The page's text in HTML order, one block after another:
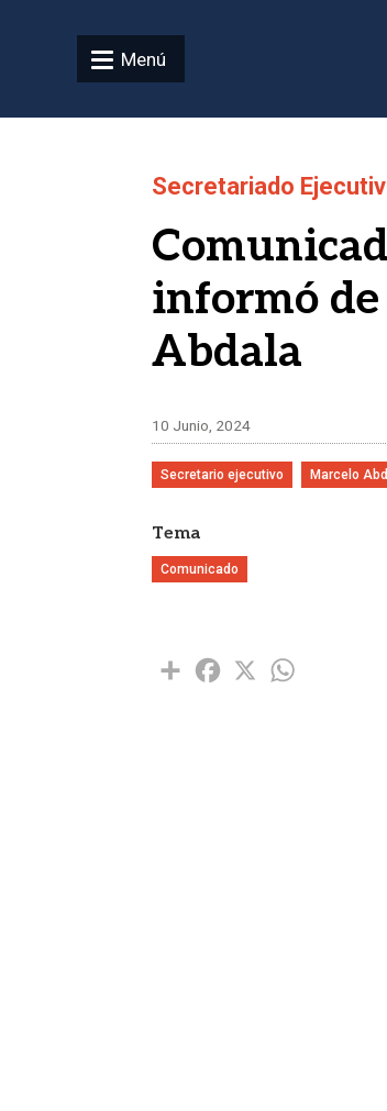
Menú
Secretariado
informó
Abdala
10 Junio, 2024
Secretario ejecutivo Marcelo
Tema
Comunicado
Share Facebook
X